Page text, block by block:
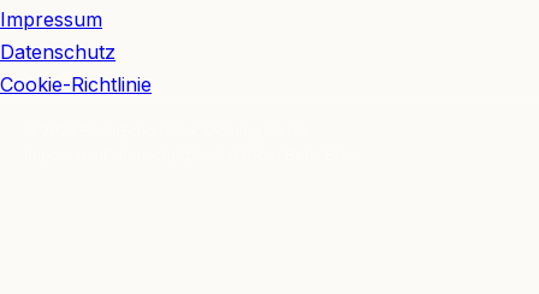
Impressum
Datenschutz
Cookie-Richtlinie